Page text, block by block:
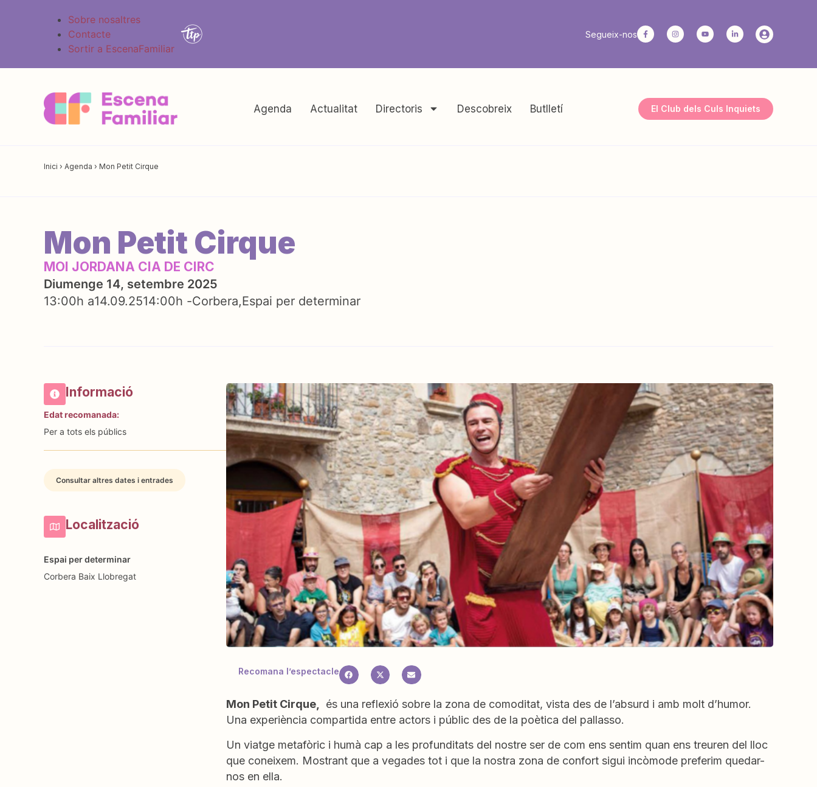
Sobre nosaltres
Contacte
Sortir a EscenaFamiliar
Segueix-nos
Agenda Actualitat Directoris Descobreix Butlletí El Club dels Culs Inquiets
Inici › Agenda › Mon Petit Cirque
Mon Petit Cirque
MOI JORDANA CIA DE CIRC
Diumenge 14, setembre 2025
13:00h a14.09.2514:00h -Corbera Espai per determinar
Informació
Edat recomanada:
Per a tots els públics
Consultar altres dates i entrades
Localització
Espai per determinar
Corbera Baix Llobregat
Recomana l’espectacle
Mon Petit Cirque, és una reflexió sobre la zona de comoditat, vista des de l’absurd i amb molt d’humor.
Una experiència compartida entre actors i públic des de la poètica del pallasso.
Un viatge metafòric i humà cap a les profunditats del nostre ser de com ens sentim quan ens treuren del lloc
que coneixem. Mostrant que a vegades tot i que la nostra zona de confort sigui incòmode preferim quedar-
nos en ella.